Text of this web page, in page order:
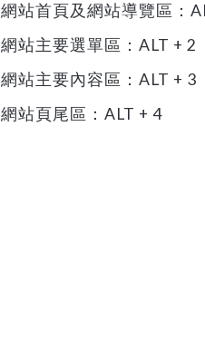
網站首頁及網站導覽區：
網站主要選單區：ALT + 2
網站主要內容區：ALT + 3
網站頁尾區：ALT + 4